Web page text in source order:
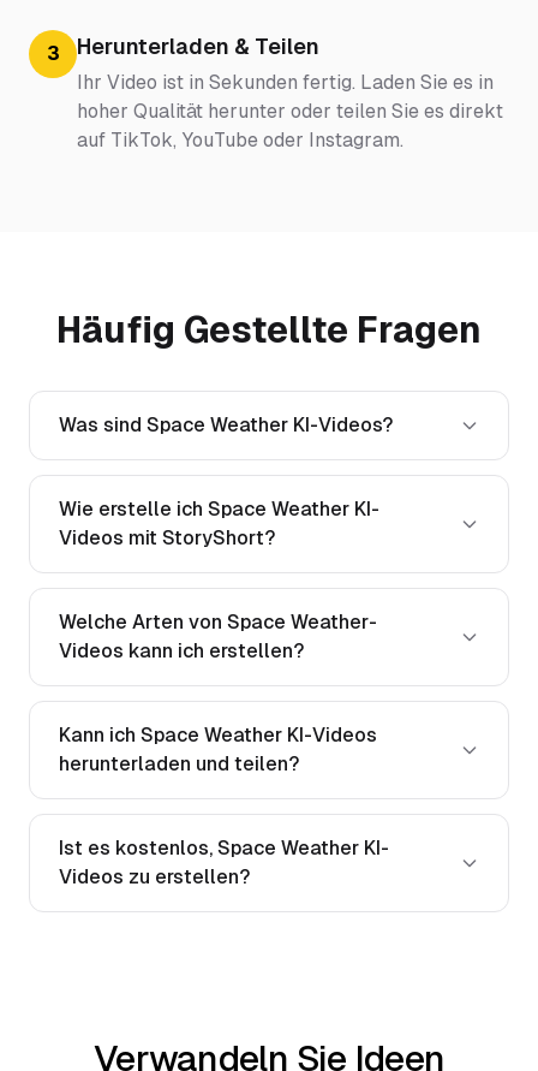
3 Herunterladen & Teilen
Ihr Video ist in Sekunden fertig. Laden Sie es in
hoher Qualität herunter oder teilen Sie es direkt
auf TikTok, YouTube oder Instagram.
Häufig Gestellte Fragen
Was sind Space Weather KI-Videos?
Wie erstelle ich Space Weather KI-
Videos mit StoryShort?
Welche Arten von Space Weather-
Videos kann ich erstellen?
Kann ich Space Weather KI-Videos
herunterladen und teilen?
Ist es kostenlos, Space Weather KI-
Videos zu erstellen?
Verwandeln Sie Ideen